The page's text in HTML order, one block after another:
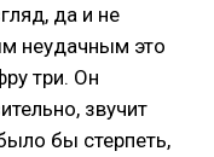
да и не
неудачным это
три. Он
звучит
бы стерпеть,